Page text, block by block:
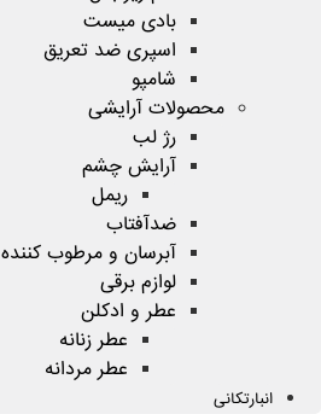
بادی میست
اسپری ضد تعریق
شامپو
محصولات آرایشی
رژ لب
آرایش چشم
ریمل
ضدآفتاب
آبرسان و مرطوب کننده
لوازم برقی
عطر و ادکلن
عطر زنانه
عطر مردانه
انبارتکانی